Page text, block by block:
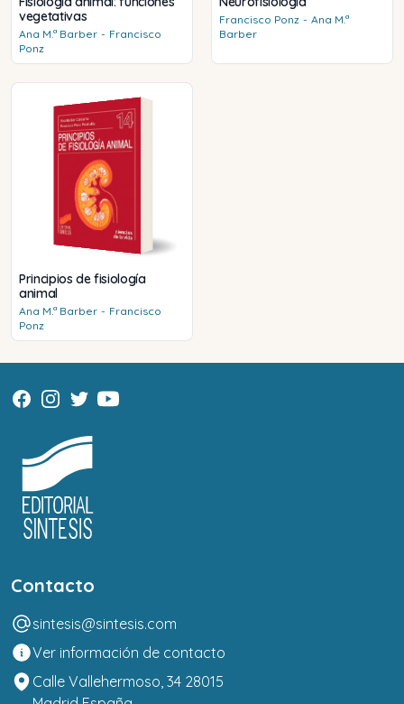
vegetativas
Ana M.ª Barber - Francisco
Ponz
Francisco Ponz - Ana M.ª
Barber
Principios de fisiología
animal
Ana M.ª Barber - Francisco
Ponz
Contacto
sintesis@sintesis.com
Ver información de contacto
Calle Vallehermoso, 34 28015